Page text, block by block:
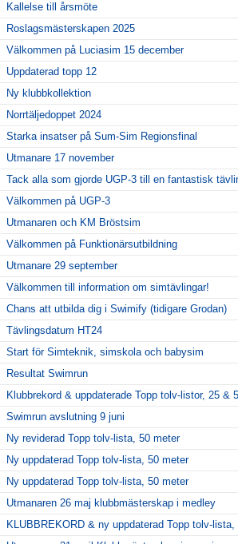
Kallelse till årsmöte
Roslagsmästerskapen 2025
Välkommen på Luciasim 15 december
Uppdaterad topp 12
Ny klubbkollektion
Norrtäljedoppet 2024
Starka insatser på Sum-Sim Regionsfinal
Utmanare 17 november
Tack alla som gjorde UGP-3 till en fantastisk
Välkommen på UGP-3
Utmanaren och KM Bröstsim
Välkommen på Funktionärsutbildning
Utmanare 29 september
Välkommen till information om simtävlingar!
Chans att utbilda dig i Swimify (tidigare Grodan)
Tävlingsdatum HT24
Start för Simteknik, simskola och babysim
Resultat Swimrun
Klubbrekord & uppdaterade Topp tolv-listor, 25 &
Swimrun avslutning 9 juni
Ny reviderad Topp tolv-lista, 50 meter
Ny uppdaterad Topp tolv-lista, 50 meter
Ny uppdaterad Topp tolv-lista, 50 meter
Utmanaren 26 maj klubbmästerskap i medley
KLUBBREKORD & ny uppdaterad Topp tolv-lista,